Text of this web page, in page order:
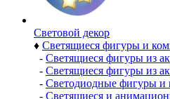
Световой декор
♦ Светящиеся фигуры и
- Светящиеся фигуры из
- Светящиеся фигуры из
- Светодиодные фигуры и
- Светящиеся и